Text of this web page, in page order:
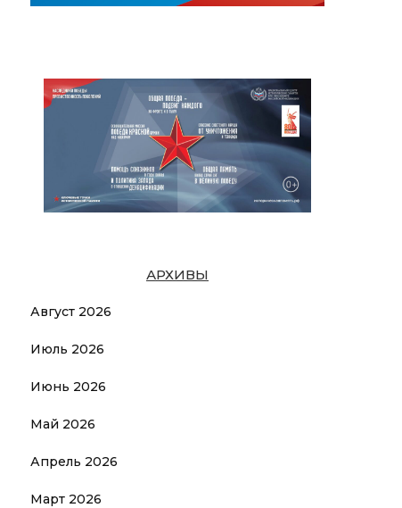
АРХИВЫ
Август 2026
Июль 2026
Июнь 2026
Май 2026
Апрель 2026
Март 2026